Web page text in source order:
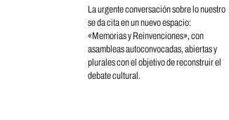
La urgente conversación sobre lo nuestro
se da cita en un nuevo espacio:
«Memorias y Reinvenciones», con
asambleas autoconvocadas, abiertas y
plurales con el objetivo de reconstruir el
debate cultural.